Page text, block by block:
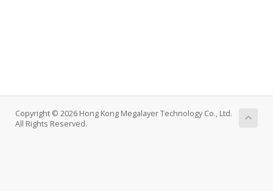
Copyright © 2026 Hong Kong Megalayer Technology Co., Ltd.
All Rights Reserved.